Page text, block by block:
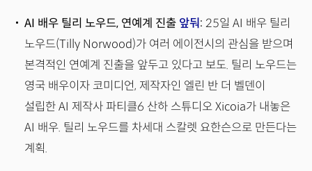
AI 배우 틸리 노우드, 연예계 진출 앞둬: 25일 AI 배우 틸리
노우드(Tilly Norwood)가 여러 에이전시의 관심을 받으며
본격적인 연예계 진출을 앞두고 있다고 보도. 틸리 노우드는
영국 배우이자 코미디언, 제작자인 엘린 반 더 벨덴이
설립한 AI 제작사 파티클6 산하 스튜디오 Xicoia가 내놓은
AI 배우. 틸리 노우드를 차세대 스칼렛 요한슨으로 만든다는
계획.